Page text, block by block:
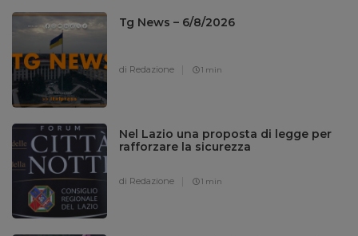
Tg News – 6/8/2026
di Redazione 1 min
Nel Lazio una proposta di legge per
rafforzare la sicurezza
di Redazione 1 min